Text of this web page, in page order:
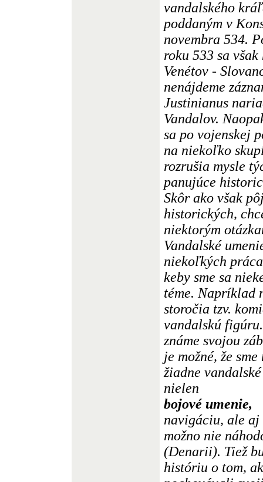
vandalského
poddaným v
novembra 534.
roku 533 sa
Venétov -
nenájdeme
Justinianus
Vandalov.
sa po vojenskej
na niekoľko
rozrušia mysle
panujúce
Skôr ako však
historických,
niektorým
Vandalské
niekoľkých
keby sme sa
téme. Napríklad
storočia tzv.
vandalskú
známe svojou
je možné, že
žiadne
nielen
bojové umenie,
navigáciu, ale
možno nie
(Denarii). Tiež
históriu o tom,